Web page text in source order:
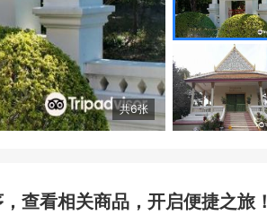
共6张
查看相关商品，开启便捷之旅！